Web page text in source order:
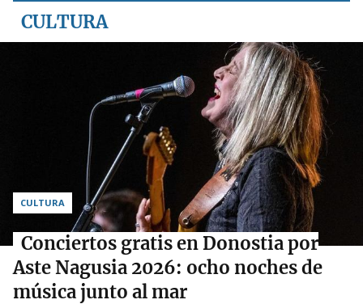
CULTURA
CULTURA
Conciertos gratis en Donostia por
Aste Nagusia 2026: ocho noches de
música junto al mar